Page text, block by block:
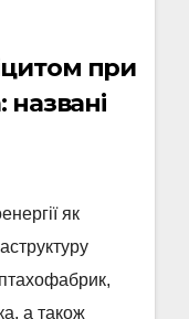
при
названі
як
а також